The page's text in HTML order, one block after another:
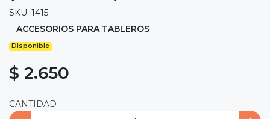
SKU: 1415
ACCESORIOS PARA TABLEROS
Disponible
$ 2.650
CANTIDAD